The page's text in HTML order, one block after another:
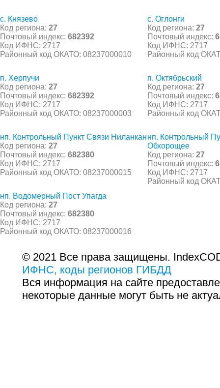
с. Князево
Код региона: 27
Почтовый индекс: 682392
Код ИФНС: 2717
Районный код ОКАТО: 08237000010
с. Оглонги
Код региона: 27
Почтовый индекс:
Код ИФНС: 2717
Районный код
п. Херпучи
Код региона: 27
Почтовый индекс: 682392
Код ИФНС: 2717
Районный код ОКАТО: 08237000003
п. Октябрьский
Код региона: 27
Почтовый индекс:
Код ИФНС: 2717
Районный код
нп. Контрольный Пункт Связи Ниланкан
Код региона: 27
Почтовый индекс: 682380
Код ИФНС: 2717
Районный код ОКАТО: 08237000015
нп. Контрольный
Обхорощее
Код региона: 27
Почтовый индекс:
Код ИФНС: 2717
Районный код
нп. Водомерный Пост Упагда
Код региона: 27
Почтовый индекс: 682380
Код ИФНС: 2717
Районный код ОКАТО: 08237000016
© 2021 Все права защищены.
ИФНС, коды регионов ГИБДД
Вся информация на сайте
некоторые данные могут быть не